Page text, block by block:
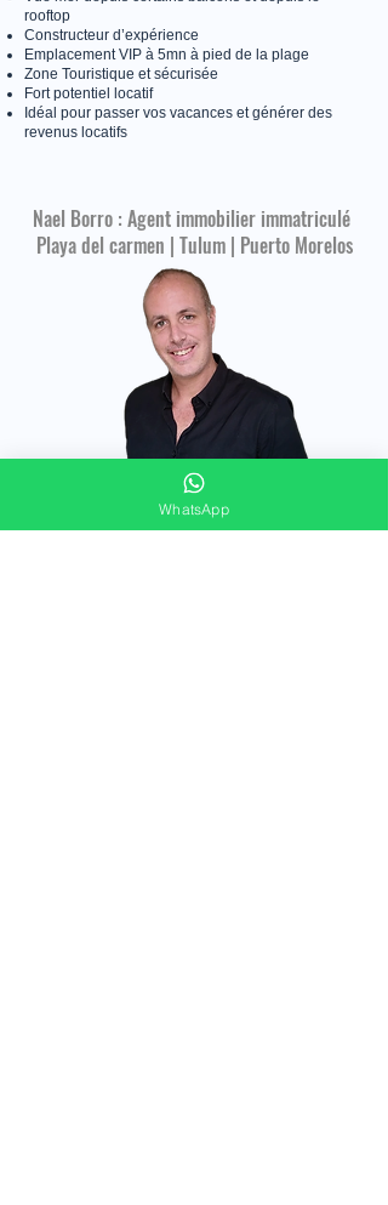
rooftop
Constructeur d’expérience
Emplacement VIP à 5mn à pied de la plage
Zone Touristique et sécurisée
Fort potentiel locatif
Idéal pour passer vos vacances et générer des
revenus locatifs
Nael Borro : Agent immobilier immatriculé
Playa del carmen | Tulum | Puerto Morelos
WhatsApp